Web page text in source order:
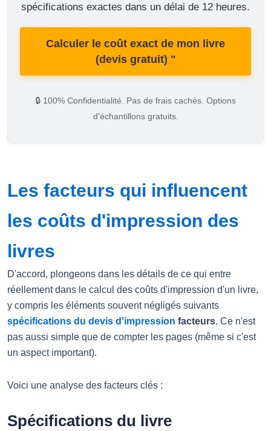
spécifications exactes dans un délai de 12 heures.
Calculer le coût exact de mon livre
(devis gratuit) "
🔒 100% Confidentialité. Pas de frais cachés. Options
d'échantillons gratuits.
Les facteurs qui influencent
les coûts d'impression des
livres
D'accord, plongeons dans les détails de ce qui entre
réellement dans le calcul des coûts d'impression d'un livre,
y compris les éléments souvent négligés suivants
spécifications du devis d'impression facteurs. Ce n'est
pas aussi simple que de compter les pages (même si c'est
un aspect important).
Voici une analyse des facteurs clés :
Spécifications du livre